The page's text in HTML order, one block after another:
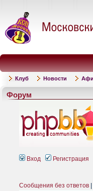
Клуб Новости
Форум
Вход Регистрация
Сообщения без ответов